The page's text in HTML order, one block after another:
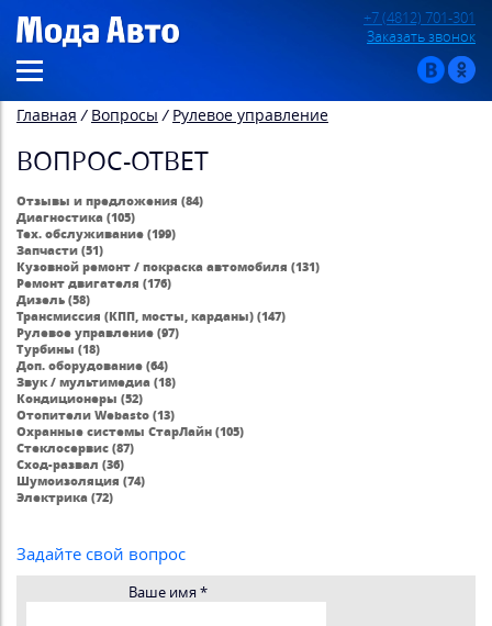
+7 (4812) 701-301
Заказать звонок
Главная / Вопросы / Рулевое управление
ВОПРОС-ОТВЕТ
Отзывы и предложения (84)
Диагностика (105)
Тех. обслуживание (199)
Запчасти (51)
Кузовной ремонт / покраска автомобиля (131)
Ремонт двигателя (176)
Дизель (58)
Трансмиссия (КПП, мосты, карданы) (147)
Рулевое управление (97)
Турбины (18)
Доп. оборудование (64)
Звук / мультимедиа (18)
Кондиционеры (52)
Отопители Webasto (13)
Охранные системы СтарЛайн (105)
Стеклосервис (87)
Сход-развал (36)
Шумоизоляция (74)
Электрика (72)
Задайте свой вопрос
Ваше имя *